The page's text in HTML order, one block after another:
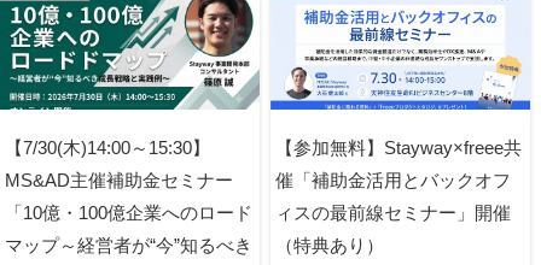
【7/30(木)14:00～15:30】
MS&AD主催補助金セミナー
「10億・100億企業へのロード
マップ～経営者が“今”知るべき
【参加無料】Stayway×freee共
催「補助金活用とバックオフ
ィスの最前線セミナー」開催
（特典あり）